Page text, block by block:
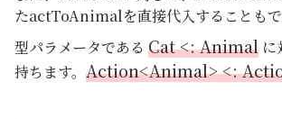
たactToAnimalを直接代入することもで
型パラメータである Cat <: Animal に
持ちます。 Action<Animal> <: